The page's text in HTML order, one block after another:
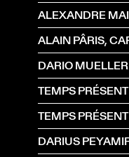
ALEXANDRE
ALAIN PÂRIS,
DARIO MUELLER
TEMPS PRÉSENT
TEMPS PRÉSENT
DARIUS